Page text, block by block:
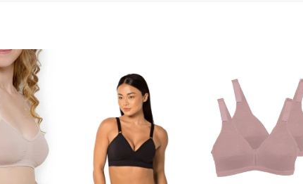
São Jorge
Razão Social
DEPOSITO DE MEIAS SAO JORGE LTDA
CNPJ